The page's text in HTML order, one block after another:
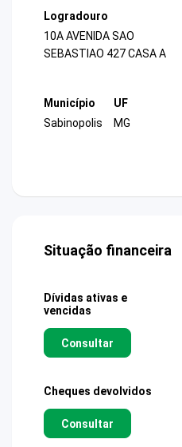
Logradouro
10A AVENIDA SAO
SEBASTIAO 427 CASA A
Município
Sabinopolis
UF
MG
Situação financeira
Dívidas ativas e
vencidas
Consultar
Cheques devolvidos
Consultar